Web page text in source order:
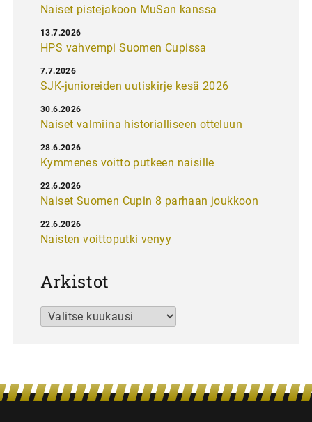
Naiset pistejakoon MuSan kanssa
HPS vahvempi Suomen Cupissa
13.7.2026
SJK-junioreiden uutiskirje kesä 2026
7.7.2026
Naiset valmiina historialliseen otteluun
30.6.2026
Kymmenes voitto putkeen naisille
28.6.2026
Naiset Suomen Cupin 8 parhaan joukkoon
22.6.2026
Naisten voittoputki venyy
22.6.2026
Arkistot
Arkistot